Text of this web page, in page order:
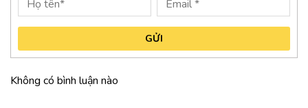
GỬI
Không có bình luận nào